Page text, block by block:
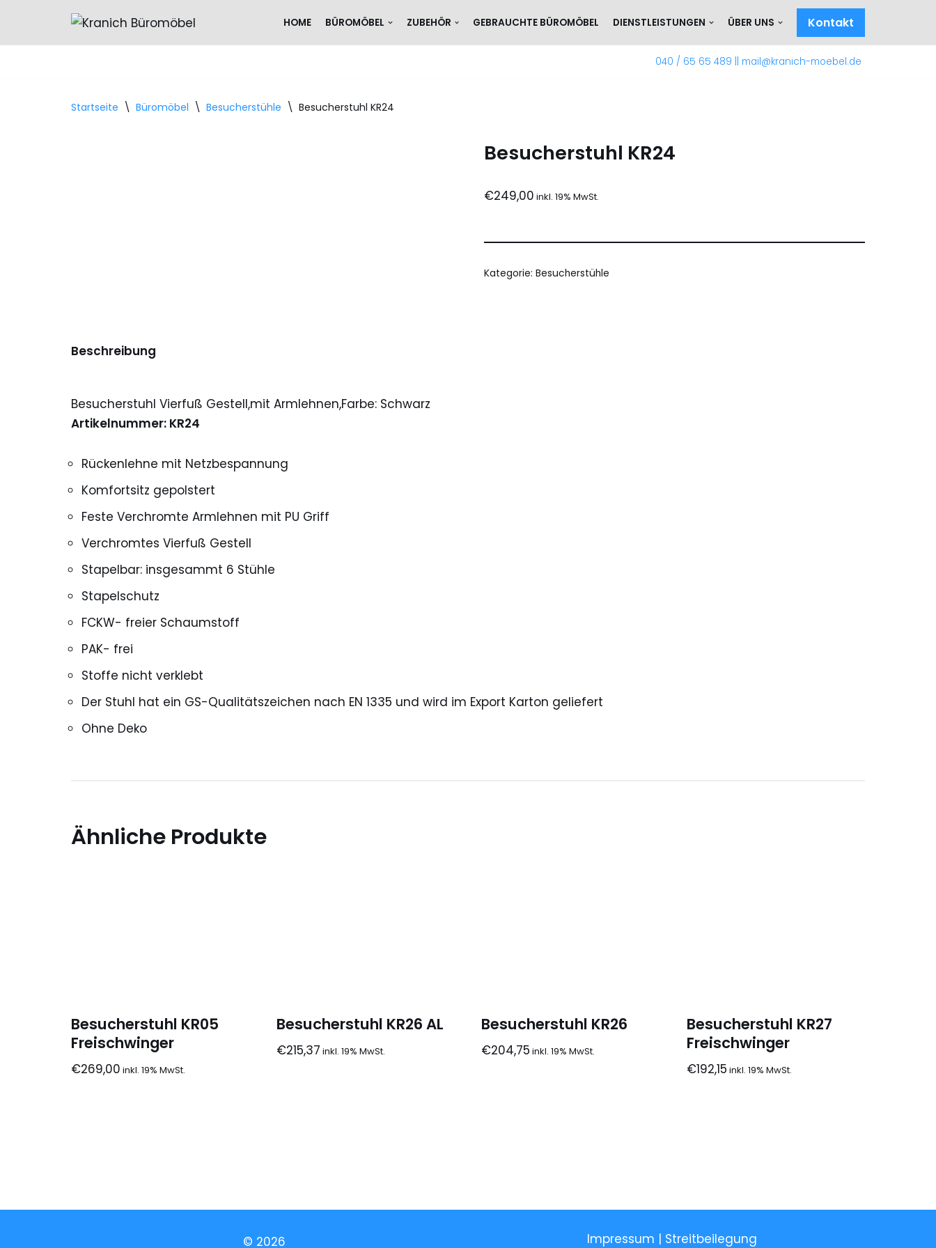
HOME BÜROMÖBEL ZUBEHÖR GEBRAUCHTE BÜROMÖBEL DIENSTLEISTUNGEN ÜBER UNS Kontakt
040 / 65 65 489 mail@kranich-moebel.de
Startseite \ Büromöbel \ Besucherstühle \ Besucherstuhl KR24
Besucherstuhl KR24
€249,00
Kategorie: Besucherstühle
Beschreibung
Besucherstuhl Vierfuß Gestell,mit Armlehnen,Farbe: Schwarz
Artikelnummer: KR24
Rückenlehne mit Netzbespannung
Komfortsitz gepolstert
Feste Verchromte Armlehnen mit PU Griff
Verchromtes Vierfuß Gestell
Stapelbar: insgesammt 6 Stühle
Stapelschutz
FCKW- freier Schaumstoff
PAK- frei
Stoffe nicht verklebt
Der Stuhl hat ein GS-Qualitätszeichen nach EN 1335 und wird im Export Karton geliefert
Ohne Deko
Ähnliche Produkte
Besucherstuhl KR05
Freischwinger
€269,00
Besucherstuhl KR26 AL
€215,37
Besucherstuhl KR26
€204,75
Besucherstuhl KR27
Freischwinger
€192,15
© 2026 Impressum | Streitbeilegung